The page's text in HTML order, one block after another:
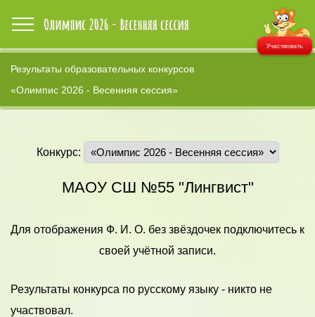
Участвовать
Результаты образовательных конкурсов
«Олимпис 2026 - Весенняя сессия»
Конкурс:
МАОУ СШ №55 "Лингвист"
Для отображения Ф. И. О. без звёздочек подключитесь к
своей учётной записи.
Результаты конкурса по русскому языку - никто не
участвовал.